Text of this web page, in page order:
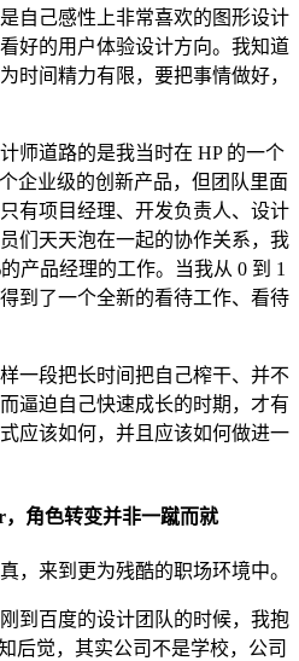
自己感性上非常喜欢的图形设计
好的用户体验设计方向。我知道
时间精力有限，要把事情做好，
师道路的是我当时在 HP 的一个
企业级的创新产品，但团队里面
有项目经理、开发负责人、设计
们天天泡在一起的协作关系，我
产品经理的工作。当我从 0 到 1
到了一个全新的看待工作、看待
一段把长时间把自己榨干、并不
逼迫自己快速成长的时期，才有
应该如何，并且应该如何做进一
角色转变并非一蹴而就
，来到更为残酷的职场环境中。
到百度的设计团队的时候，我抱
后觉，其实公司不是学校，公司